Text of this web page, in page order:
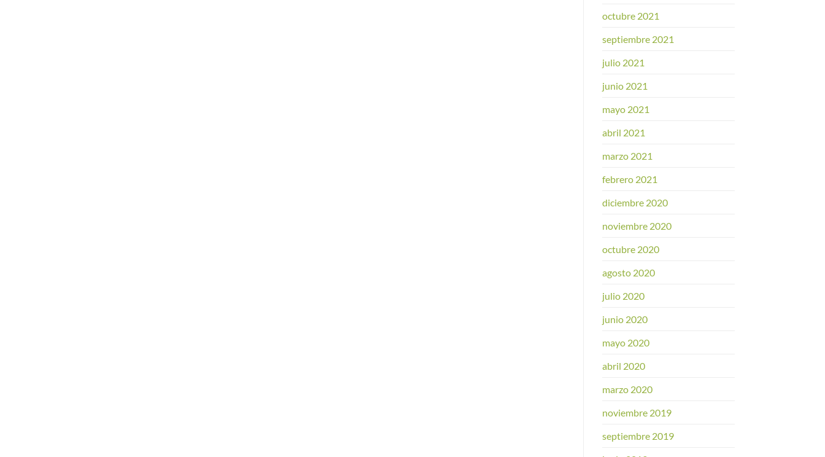
octubre 2021
septiembre 2021
julio 2021
junio 2021
mayo 2021
abril 2021
marzo 2021
febrero 2021
diciembre 2020
noviembre 2020
octubre 2020
agosto 2020
julio 2020
junio 2020
mayo 2020
abril 2020
marzo 2020
noviembre 2019
septiembre 2019